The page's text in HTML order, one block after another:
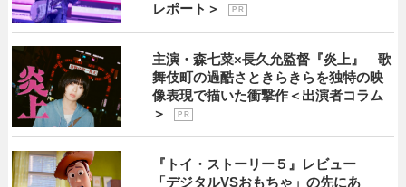
レポート＞
P R
主演・森七菜×長久允監督『炎上』 歌
舞伎町の過酷さときらきらを独特の映
像表現で描いた衝撃作＜出演者コラム
＞
P R
『トイ・ストーリー５』レビュー
「デジタルVSおもちゃ」の先にあ